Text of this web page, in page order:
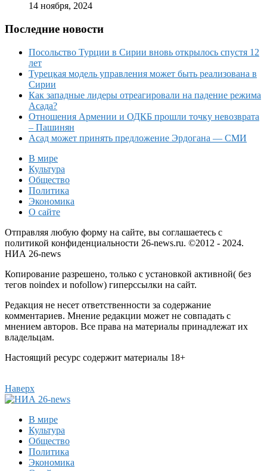
14 ноября, 2024
Последние новости
Посольство Турции в Сирии вновь открылось спустя 12
лет
Турецкая модель управления может быть реализована в
Сирии
Как западные лидеры отреагировали на падение режима
Асада?
Отношения Армении и ОДКБ прошли точку невозврата
– Пашинян
Асад может принять предложение Эрдогана — СМИ
В мире
Культура
Общество
Политика
Экономика
О сайте
Отправляя любую форму на сайте, вы соглашаетесь с
политикой конфиденциальности 26-news.ru. ©2012 - 2024.
НИА 26-news
Копирование разрешено, только с установкой активной( без
тегов noindex и nofollow) гиперссылки на сайт.
Редакция не несет ответственности за содержание
комментариев. Мнение редакции может не совпадать с
мнением авторов. Все права на материалы принадлежат их
владельцам.
Настоящий ресурс содержит материалы 18+
Наверх
В мире
Культура
Общество
Политика
Экономика